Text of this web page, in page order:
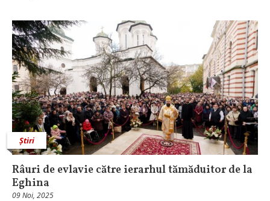
Știri
Râuri de evlavie către ierarhul tămăduitor de la
Eghina
09 Noi, 2025